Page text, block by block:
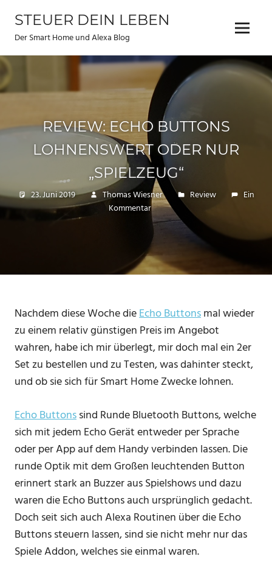
Inhalt
springen
STEUER DEIN LEBEN
Der Smart Home und Alexa Blog Menu
REVIEW: ECHO BUTTONS
LOHNENSWERT ODER NUR
„SPIELZEUG“
23. Juni 2019 Thomas Wiesner Review
Ein
Kommentar
Nachdem diese Woche dieEcho Buttonsmal wieder
zu einem relativ günstigen Preis im Angebot
wahren, habe ich mir überlegt, mir doch mal ein 2er
Set zu bestellen und zu Testen, was dahinter steckt,
und ob sie sich für Smart Home Zwecke lohnen.
Echo Buttonssind Runde Bluetooth Buttons, welche
sich mit jedem Echo Gerät entweder per Sprache
oder per App auf dem Handy verbinden lassen. Die
runde Optik mit dem Großen leuchtenden Button
erinnert stark an Buzzer aus Spielshows und dazu
waren die Echo Buttons auch ursprünglich gedacht.
Doch seit sich auch Alexa Routinen über die Echo
Buttons steuern lassen, sind sie nicht mehr nur das
Spiele Addon, welches sie einmal waren.